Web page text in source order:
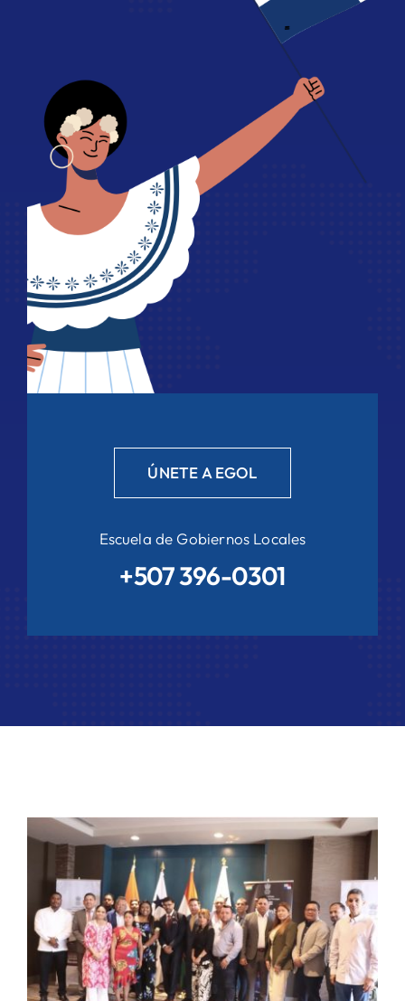
ÚNETE A EGOL
Escuela de Gobiernos Locales
+507 396-0301